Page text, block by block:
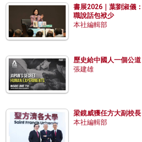
書展2026｜葉劉淑儀
職說話包袱少
本社編輯部
歷史給中國人一個公道
張建雄
梁鏡威獲任方大副校
本社編輯部